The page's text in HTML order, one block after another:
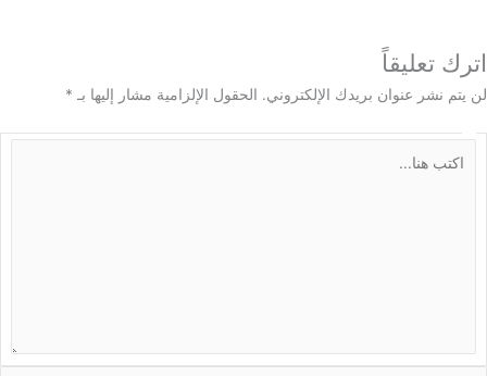
تعليقاً
نشر عنوان بريدك الإلكتروني. الحقول الإلزامية مشار إليها بـ*